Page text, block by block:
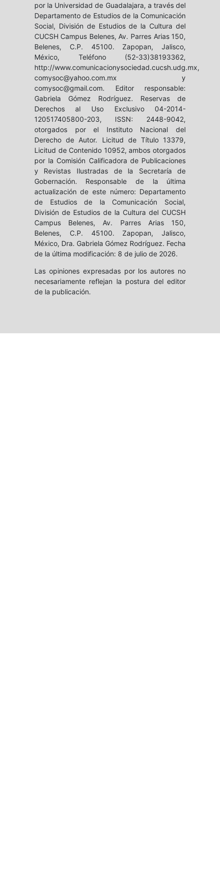
por la Universidad de Guadalajara, a través del
Departamento de Estudios de la Comunicación
Social, División de Estudios de la Cultura del
CUCSH Campus Belenes, Av. Parres Arias 150,
Belenes, C.P. 45100. Zapopan, Jalisco,
México, Teléfono (52-33)38193362,
http://www.comunicacionysociedad.cucsh.udg.mx,
comysoc@yahoo.com.mx y
comysoc@gmail.com. Editor responsable:
Gabriela Gómez Rodríguez. Reservas de
Derechos al Uso Exclusivo 04-2014-
120517405800-203, ISSN: 2448-9042,
otorgados por el Instituto Nacional del
Derecho de Autor. Licitud de Título 13379,
Licitud de Contenido 10952, ambos otorgados
por la Comisión Calificadora de Publicaciones
y Revistas Ilustradas de la Secretaría de
Gobernación. Responsable de la última
actualización de este número: Departamento
de Estudios de la Comunicación Social,
División de Estudios de la Cultura del CUCSH
Campus Belenes, Av. Parres Arias 150,
Belenes, C.P. 45100. Zapopan, Jalisco,
México, Dra. Gabriela Gómez Rodríguez. Fecha
de la última modificación: 8 de julio de 2026.
Las opiniones expresadas por los autores no
necesariamente reflejan la postura del editor
de la publicación.